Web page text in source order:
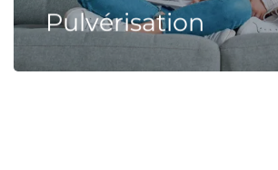
Pulvérisation